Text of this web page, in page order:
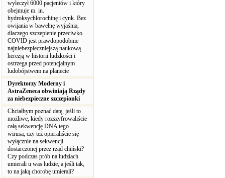
wyleczył 6000 pacjentów i który
obejmuje m. in.
hydroksychlorochinę i cynk. Bez
owijania w bawełnę wyjaśnia,
dlaczego szczepienie przeciwko
COVID jest prawdopodobnie
najniebezpieczniejszą naukową
herezją w historii ludzkości i
ostrzega przed potencjalnym
ludobójstwem na planecie
Dyrektorzy Moderny i
AstraZeneca obwiniają Rządy
za niebezpieczne szczepionki
Chciałbym poznać datę, jeśli to
możliwe, kiedy rozszyfrowaliście
całą sekwencję DNA tego
wirusa, czy też opieraliście się
wyłącznie na sekwencji
dostarczonej przez rząd chiński?
Czy podczas prób na ludziach
umierali u was ludzie, a jeśli tak,
to na jaką chorobę umierali?